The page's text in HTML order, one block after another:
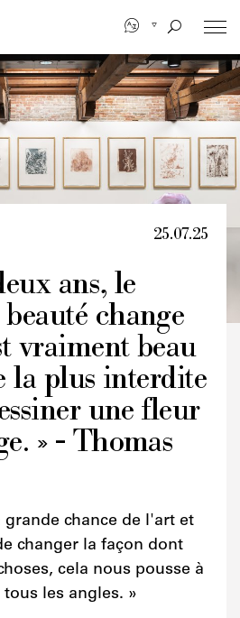
Crédits
25.07.25
ans, le
change
vraiment beau
la plus interdite
une fleur
» - Thomas
grande chance de l'art et
changer la façon dont
cela nous pousse à
les angles. »